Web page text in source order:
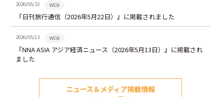
2026/05/22 WEB
『日刊旅行通信（2026年5月22日）』に掲載されました
2026/05/13 WEB
『NNA ASIA アジア経済ニュース（2026年5月13日）』に掲載され
ました
ニュース＆メディア掲載情報